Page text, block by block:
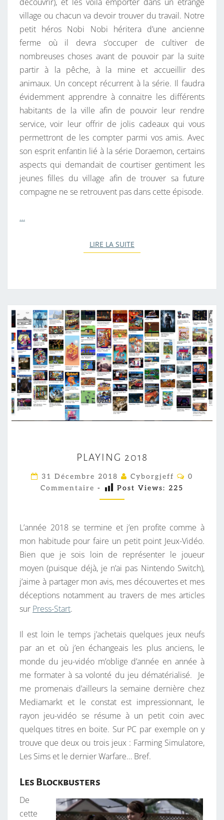
village ou chacun va devoir trouver du travail. Notre
petit héros Nobi Nobi héritera d’une ancienne
ferme où il devra s’occuper de cultiver de
nombreuses choses avant de pouvoir par la suite
partir à la pêche, à la mine et accueillir des
animaux. Un concept récurrent à la série. Il faudra
évidemment apprendre à connaitre les différents
habitants de la ville afin de pouvoir leur rendre
service, voir leur offrir de jolis cadeaux qui vous
permettront de les compter parmi vos amis. Avec
son esprit enfantin lié à la série Doraemon, certains
aspects qui demandait de courtiser gentiment les
jeunes filles du village afin de trouver sa future
compagne ne se retrouvent pas dans cette épisode.
…
LIRE LA SUITE
L
A
I
G
2
0
1
8
PLAYING 2018
31 Décembre 2018 Cyborgjeff
C
A
I
R
E
S
0
Commentaire - Post Views: 225
L’année 2018 se termine et j’en profite comme à
mon habitude pour faire un petit point Jeux-Vidéo.
Bien que je sois loin de représenter le joueur
moyen (puisque déjà, je n’ai pas Nintendo Switch),
j’aime à partager mon avis, mes découvertes et mes
déceptions notamment au travers de mes articles
sur Press-Start.
Il est loin le temps j’achetais quelques jeux neufs
par an et où j’en échangeais les plus anciens, le
monde du jeu-vidéo m’oblige d’année en année à
me formater à sa volonté du jeu dématérialisé. Je
me promenais d’ailleurs la semaine dernière chez
Mediamarkt et le constat est impressionnant, le
rayon jeu-vidéo se résume à un petit coin avec
quelques titres en boite. Sur PC par exemple on y
trouve que deux ou trois jeux : Farming Simulatore,
Les Sims et le dernier Warfare… Bref.
Les Blockbusters
De
cette